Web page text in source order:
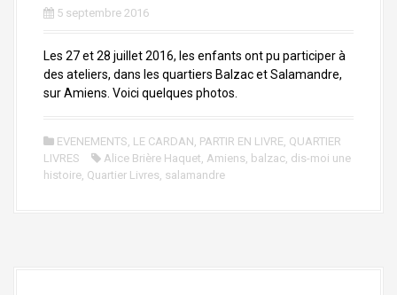
5 septembre 2016
Les 27 et 28 juillet 2016, les enfants ont pu participer à
des ateliers, dans les quartiers Balzac et Salamandre,
sur Amiens. Voici quelques photos.
EVENEMENTS, LE CARDAN, PARTIR EN LIVRE, QUARTIER
LIVRES
Alice Brière Haquet, Amiens, balzac, dis-moi une
histoire, Quartier Livres, salamandre